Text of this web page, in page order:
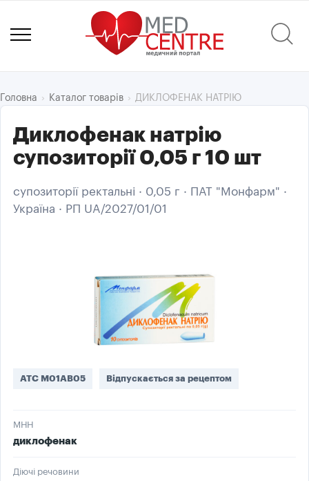
Головна Каталог товарів ДИКЛОФЕНАК НАТРІЮ
Диклофенак натрію
супозиторії 0,05 г 10 шт
супозиторії ректальні · 0,05 г · ПАТ "Монфарм" ·
Україна · РП UA/2027/01/01
ATC M01AB05 Відпускається за рецептом
МНН
диклофенак
Діючі речовини